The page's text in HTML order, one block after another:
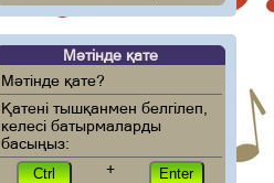
Мәтінде қате
Мәтінде қате?
Қатені тышқанмен белгілеп,
келесі батырмаларды
басыңыз:
+